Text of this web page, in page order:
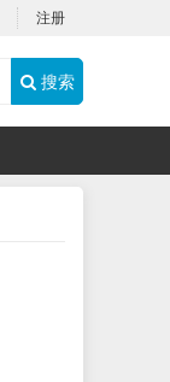
注册
搜索